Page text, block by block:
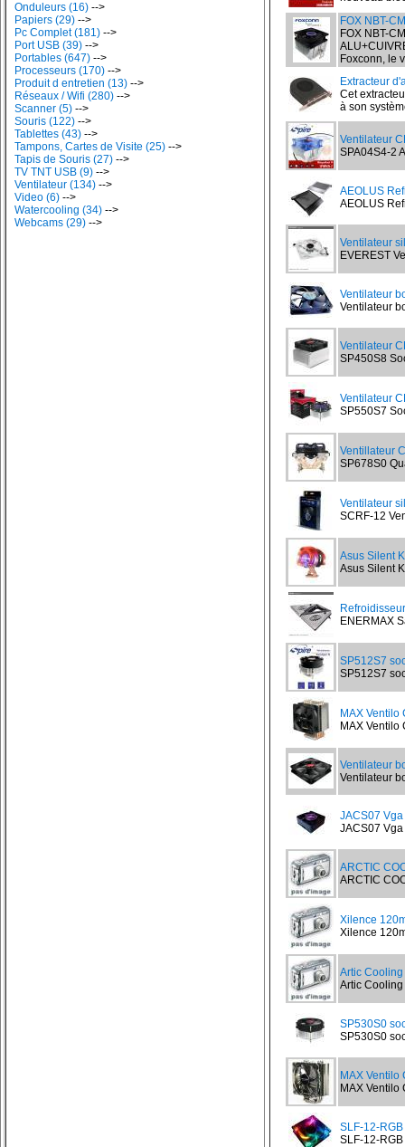
Onduleurs (16) -->
Papiers (29) -->
Pc Complet (181) -->
Port USB (39) -->
Portables (647) -->
Processeurs (170) -->
Produit d entretien (13) -->
Réseaux / Wifi (280) -->
Scanner (5) -->
Souris (122) -->
Tablettes (43) -->
Tampons, Cartes de Visite (25) -->
Tapis de Souris (27) -->
TV TNT USB (9) -->
Ventilateur (134) -->
Video (6) -->
Watercooling (34) -->
Webcams (29) -->
FOX NBT-
FOX NBT-
Foxconn, le
Extracteur
Cet
à son
Ventilateur
SPA04S4-2
AEOLUS
AEOLUS
Ventilateur
EVEREST
Ventilateur
Ventilateur
Ventilateur
SP450S8
Ventilateur
SP550S7
Ventillateur
SP678S0
Ventilateur
SCRF-12
Asus Silent
Asus Silent
ENERMAX
SP512S7
SP512S7
MAX Ventilo
MAX Ventilo
Ventilateur
Ventilateur
JACS07
JACS07
ARCTIC
ARCTIC
Xilence
Xilence
Artic
Artic Cooling
SP530S0
SP530S0
MAX Ventilo
MAX Ventilo
SLF-12-
SLF-12-